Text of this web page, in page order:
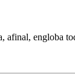
engloba